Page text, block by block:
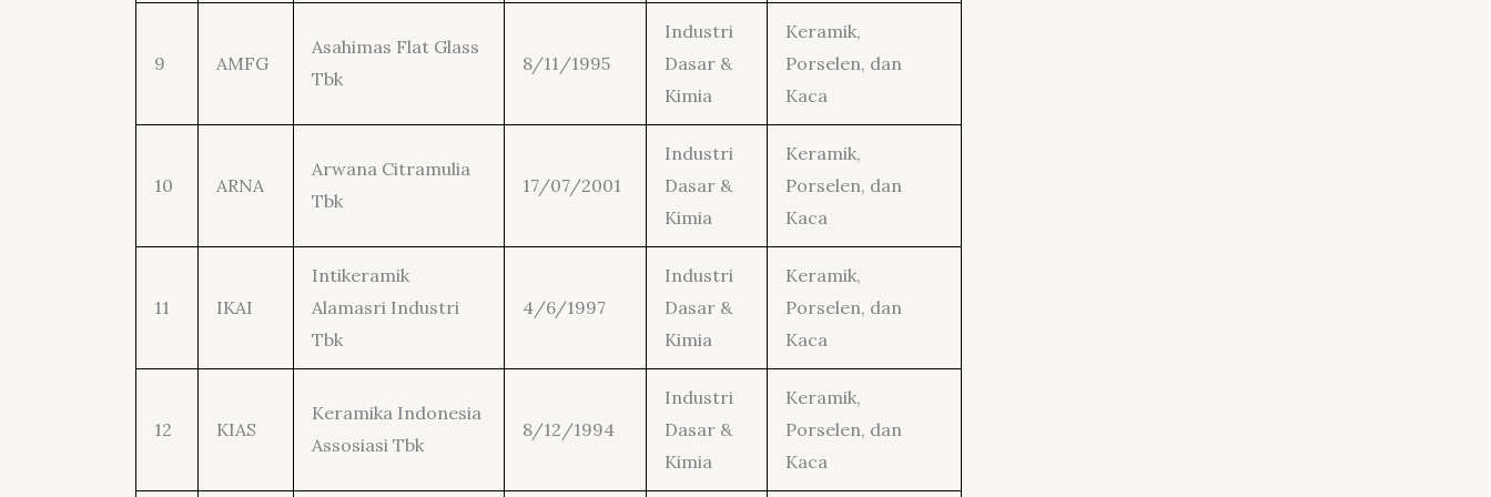
9 AMFG
Asahimas Flat Glass
Tbk
8/11/1995
Industri
Dasar &
Kimia
Keramik,
Porselen, dan
Kaca
10 ARNA
Arwana Citramulia
Tbk
17/07/2001
Industri
Dasar &
Kimia
Keramik,
Porselen, dan
Kaca
11 IKAI
Intikeramik
Alamasri Industri
Tbk
4/6/1997
Industri
Dasar &
Kimia
Keramik,
Porselen, dan
Kaca
12 KIAS
Keramika Indonesia
Assosiasi Tbk
8/12/1994
Industri
Dasar &
Kimia
Keramik,
Porselen, dan
Kaca